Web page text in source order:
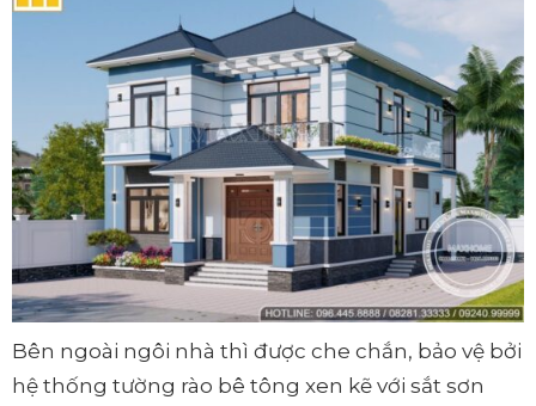
Bên ngoài ngôi nhà thì được che chắn, bảo vệ bởi
hệ thống tường rào bê tông xen kẽ với sắt sơn